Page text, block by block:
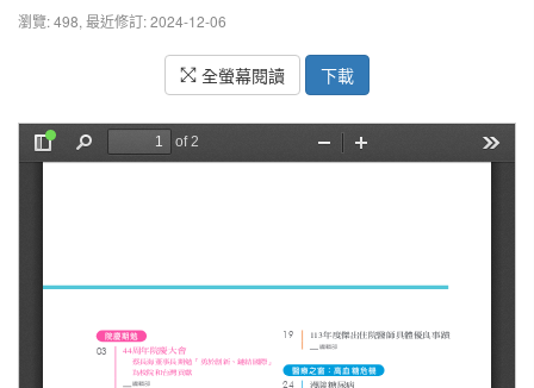
瀏覽: 498, 最近修訂: 2024-12-06
全螢幕閱讀 下載